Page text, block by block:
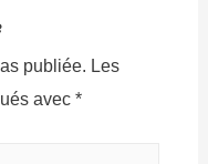
publiée. Les
avec *